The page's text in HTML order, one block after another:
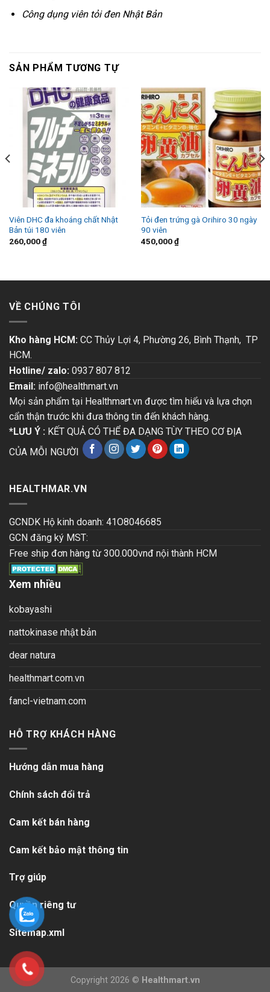
Công dụng viên tỏi đen Nhật Bản
SẢN PHẨM TƯƠNG TỰ
Viên DHC đa khoáng chất Nhật
Bản túi 180 viên
260,000₫
Tỏi đen trứng gà Orihiro 30 ngày
90 viên
450,000₫
VỀ CHÚNG TÔI
Kho hàng HCM: CC Thủy Lợi 4, Phường 26, Bình Thạnh, TP
HCM.
Hotline/ zalo: 0937 807 812
Email: info@healthmart.vn
Mọi sản phẩm tại Healthmart.vn được tìm hiểu và lựa chọn
cẩn thận trước khi đưa thông tin đến khách hàng.
*LƯU Ý : KẾT QUẢ CÓ THỂ ĐA DẠNG TÙY THEO CƠ ĐỊA
CỦA MỖI NGƯỜI
HEALTHMAR.VN
GCNDK Hộ kinh doanh: 41O8046685
GCN đăng ký MST:
Free ship đơn hàng từ 300.000vnđ nội thành HCM
Xem nhiều
kobayashi
nattokinase nhật bản
dear natura
healthmart.com.vn
fancl-vietnam.com
HỖ TRỢ KHÁCH HÀNG
Hướng dẫn mua hàng
Chính sách đổi trả
Cam kết bán hàng
Cam kết bảo mật thông tin
Trợ giúp
Quyền riêng tư
Sitemap.xml
Copyright 2026 © Healthmart.vn